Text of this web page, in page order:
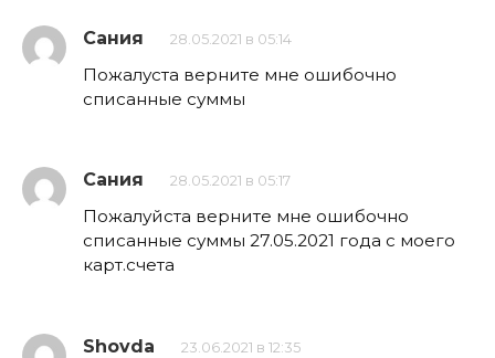
Сания 28.05.2021 в 05:14
Пожалуста верните мне ошибочно
списанные суммы
Сания 28.05.2021 в 05:17
Пожалуйста верните мне ошибочно
списанные суммы 27.05.2021 года с моего
карт.счета
Shovda 23.06.2021 в 12:35